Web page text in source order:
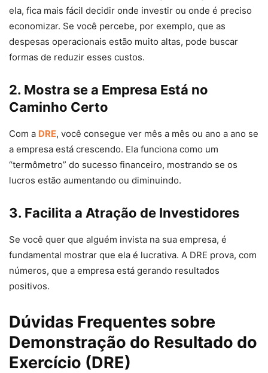
ela, fica mais fácil decidir onde investir ou onde é preciso
economizar. Se você percebe, por exemplo, que as
despesas operacionais estão muito altas, pode buscar
formas de reduzir esses custos.
2. Mostra se a Empresa Está no
Caminho Certo
Com a DRE, você consegue ver mês a mês ou ano a ano se
a empresa está crescendo. Ela funciona como um
“termômetro” do sucesso financeiro, mostrando se os
lucros estão aumentando ou diminuindo.
3. Facilita a Atração de Investidores
Se você quer que alguém invista na sua empresa, é
fundamental mostrar que ela é lucrativa. A DRE prova, com
números, que a empresa está gerando resultados
positivos.
Dúvidas Frequentes sobre
Demonstração do Resultado do
Exercício (DRE)